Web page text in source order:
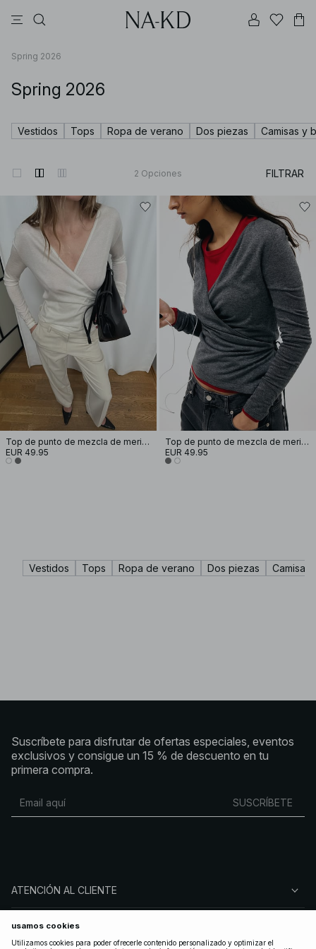
Spring 2026
Spring 2026
Vestidos Tops Ropa de verano Dos piezas Camisas y
2 Opciones FILTRAR
Top de punto de mezcla de merino con diseño superpuesto
EUR 49.95
Top de punto de mezcla de merino con diseño superpuesto
EUR 49.95
Vestidos Tops Ropa de verano Dos piezas Camisas
Suscríbete para disfrutar de ofertas especiales, eventos
exclusivos y consigue un 15 % de descuento en tu
primera compra.
SUSCRÍBETE
ATENCIÓN AL CLIENTE
SOBRE NA-KD